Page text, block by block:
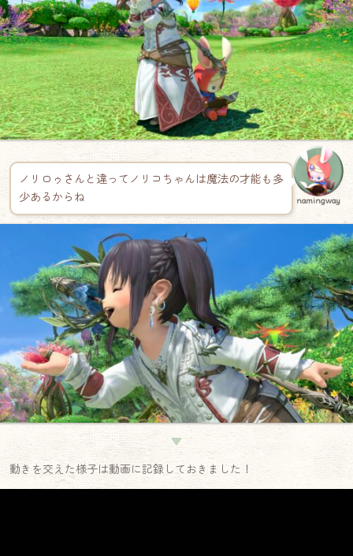
ノリロゥさんと違ってノリコちゃんは魔法の才能も多
少あるからね
namingway
▼
動きを交えた様子は動画に記録しておきました！